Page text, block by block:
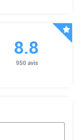
8.8
950 avis